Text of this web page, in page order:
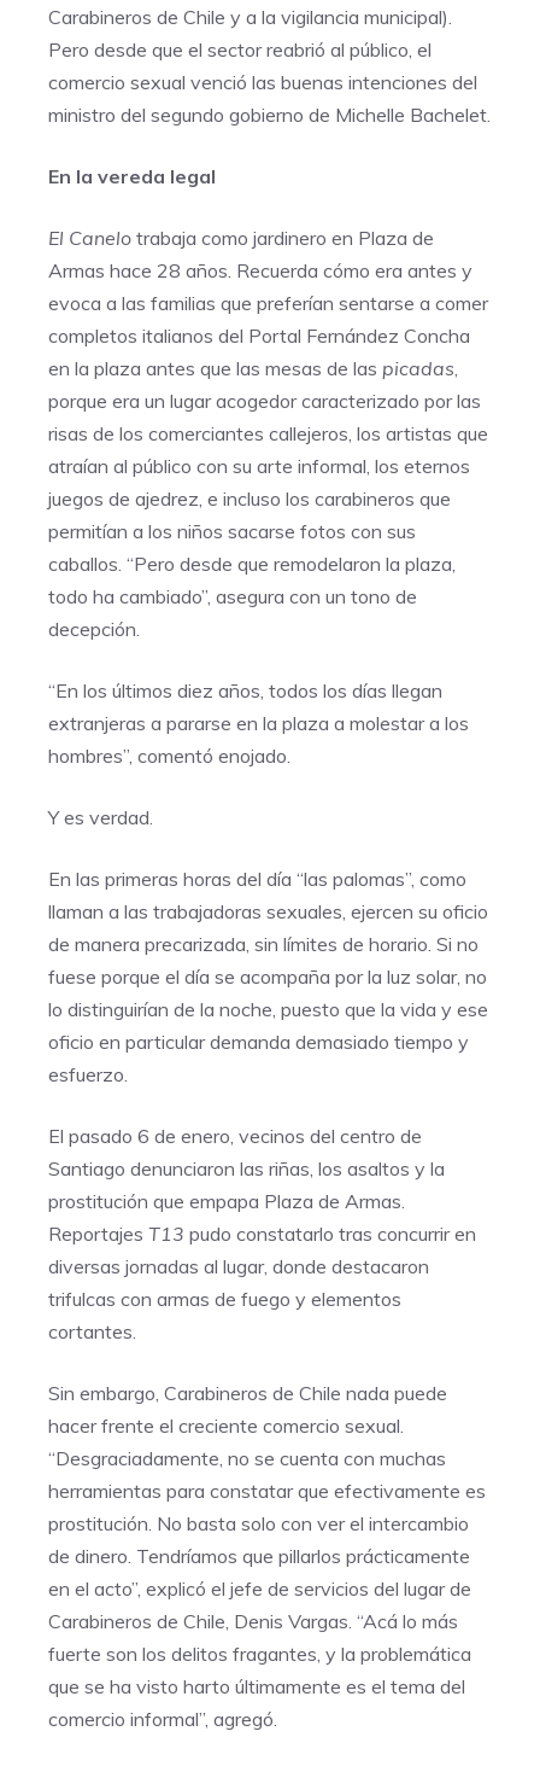
Carabineros de Chile y a la vigilancia municipal).
Pero desde que el sector reabrió al público, el
comercio sexual venció las buenas intenciones del
ministro del segundo gobierno de Michelle Bachelet.
En la vereda legal
El Canelo trabaja como jardinero en Plaza de
Armas hace 28 años. Recuerda cómo era antes y
evoca a las familias que preferían sentarse a comer
completos italianos del Portal Fernández Concha
en la plaza antes que las mesas de las picadas,
porque era un lugar acogedor caracterizado por las
risas de los comerciantes callejeros, los artistas que
atraían al público con su arte informal, los eternos
juegos de ajedrez, e incluso los carabineros que
permitían a los niños sacarse fotos con sus
caballos. “Pero desde que remodelaron la plaza,
todo ha cambiado”, asegura con un tono de
decepción.
“En los últimos diez años, todos los días llegan
extranjeras a pararse en la plaza a molestar a los
hombres”, comentó enojado.
Y es verdad.
En las primeras horas del día “las palomas”, como
llaman a las trabajadoras sexuales, ejercen su oficio
de manera precarizada, sin límites de horario. Si no
fuese porque el día se acompaña por la luz solar, no
lo distinguirían de la noche, puesto que la vida y ese
oficio en particular demanda demasiado tiempo y
esfuerzo.
El pasado 6 de enero, vecinos del centro de
Santiago denunciaron las riñas, los asaltos y la
prostitución que empapa Plaza de Armas.
Reportajes T13 pudo constatarlo tras concurrir en
diversas jornadas al lugar, donde destacaron
trifulcas con armas de fuego y elementos
cortantes.
Sin embargo, Carabineros de Chile nada puede
hacer frente el creciente comercio sexual.
“Desgraciadamente, no se cuenta con muchas
herramientas para constatar que efectivamente es
prostitución. No basta solo con ver el intercambio
de dinero. Tendríamos que pillarlos prácticamente
en el acto”, explicó el jefe de servicios del lugar de
Carabineros de Chile, Denis Vargas. “Acá lo más
fuerte son los delitos fragantes, y la problemática
que se ha visto harto últimamente es el tema del
comercio informal”, agregó.